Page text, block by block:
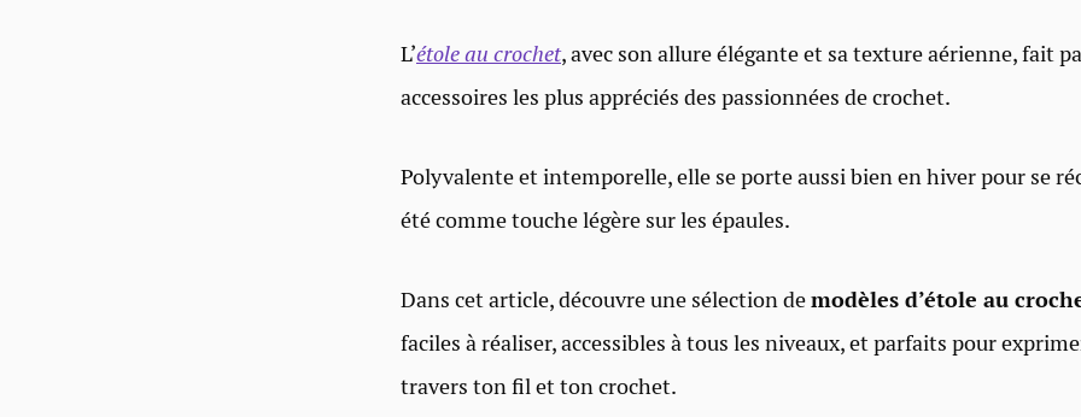
L’étole au crochet, avec son allure élégante et sa texture aérienne, fait
accessoires les plus appréciés des passionnées de crochet.
Polyvalente et intemporelle, elle se porte aussi bien en hiver pour se
été comme touche légère sur les épaules.
Dans cet article, découvre une sélection demodèles d’étole au
faciles à réaliser, accessibles à tous les niveaux, et parfaits pour
travers ton fil et ton crochet.